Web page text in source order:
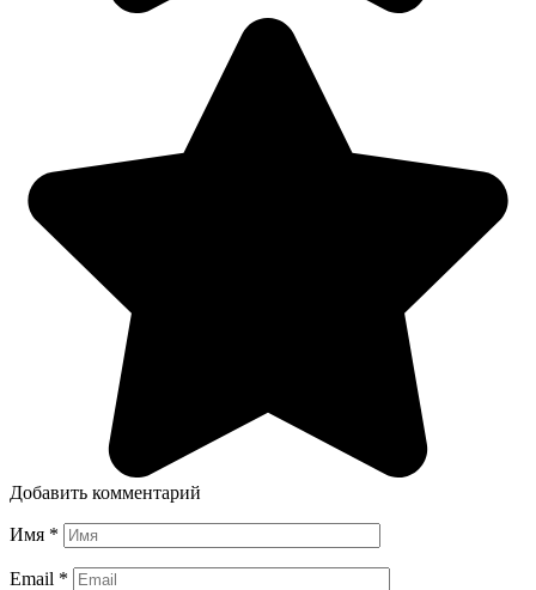
Добавить комментарий
Имя *
Email *